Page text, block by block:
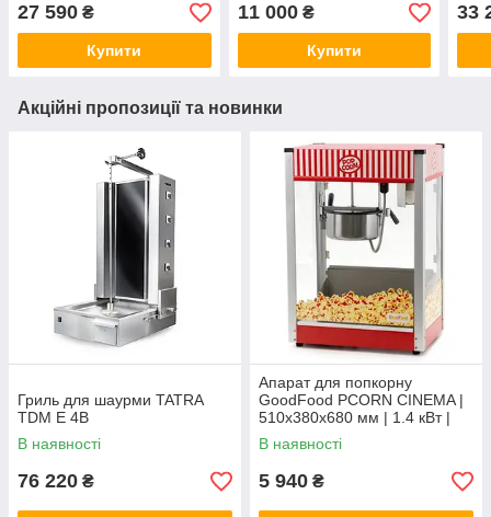
27 590 ₴
Купити
11 000₴
Купити
33
Акційні пропозиції та новинки
Гриль для шаурми TATRA
TDM E 4B
В наявності
76 220 ₴
Апарат для попкорну
GoodFood PCORN CINEMA |
510x380x680 мм | 1.4 кВт |
230В
В наявності
5 940 ₴